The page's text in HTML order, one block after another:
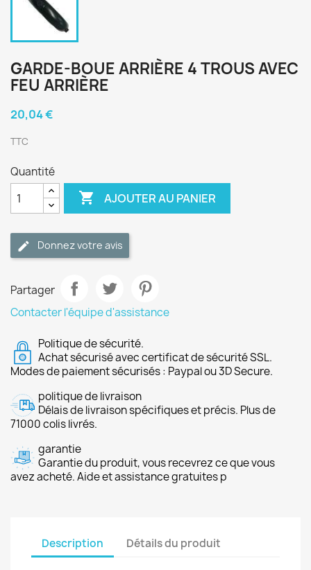
GARDE-BOUE ARRIÈRE 4 TROUS AVEC
FEU ARRIÈRE
20,04 €
TTC
Quantité
 AJOUTER AU PANIER
Donnez votre avis
Partager
Contacter l'équipe d'assistance
Politique de sécurité.
Achat sécurisé avec certificat de sécurité SSL.
Modes de paiement sécurisés : Paypal ou 3D Secure.
politique de livraison
Délais de livraison spécifiques et précis. Plus de
71000 colis livrés.
garantie
Garantie du produit, vous recevrez ce que vous
avez acheté. Aide et assistance gratuites p
Description Détails du produit